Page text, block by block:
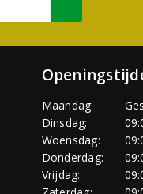
Maandag:
Dinsdag:
Woensdag:
Donderdag:
Vrijdag: